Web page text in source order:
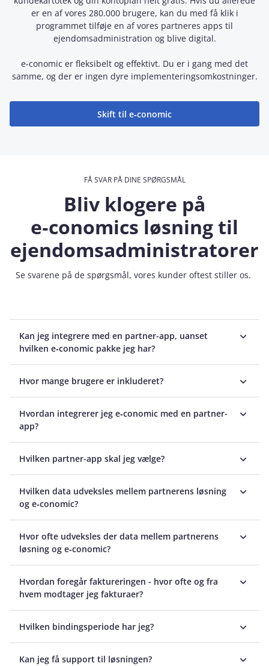
er en af vores 280.000 brugere, kan du med få klik i
programmet tilføje en af vores partneres apps til
ejendomsadministration og blive digital.
e‑conomic er fleksibelt og effektivt. Du er i gang med det
samme, og der er ingen dyre implementeringsomkostninger.
Skift til e‑conomic
FÅ SVAR PÅ DINE SPØRGSMÅL
Bliv klogere på
e‑conomics løsning til
ejendomsadministratorer
Se svarene på de spørgsmål, vores kunder oftest stiller os.
Kan jeg integrere med en partner-app, uanset
hvilken e‑conomic pakke jeg har?
Hvor mange brugere er inkluderet?
Hvordan integrerer jeg e‑conomic med en partner-
app?
Hvilken partner-app skal jeg vælge?
Hvilken data udveksles mellem partnerens løsning
og e‑conomic?
Hvor ofte udveksles der data mellem partnerens
løsning og e‑conomic?
Hvordan foregår faktureringen - hvor ofte og fra
hvem modtager jeg fakturaer?
Hvilken bindingsperiode har jeg?
Kan jeg få support til løsningen?